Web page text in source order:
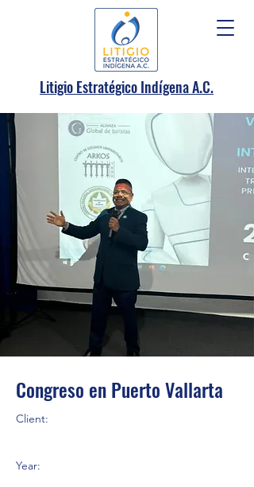
Litigio Estratégico Indígena A.C.
Congreso en Puerto Vallarta
Client:
Year: